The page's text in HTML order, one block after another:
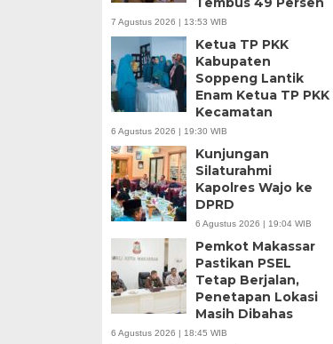
7 Agustus 2026 | 13:53 WIB
Ketua TP PKK
Kabupaten
Soppeng Lantik
Enam Ketua TP PKK
Kecamatan
6 Agustus 2026 | 19:30 WIB
Kunjungan
Silaturahmi
Kapolres Wajo ke
DPRD
6 Agustus 2026 | 19:04 WIB
Pemkot Makassar
Pastikan PSEL
Tetap Berjalan,
Penetapan Lokasi
Masih Dibahas
6 Agustus 2026 | 18:45 WIB